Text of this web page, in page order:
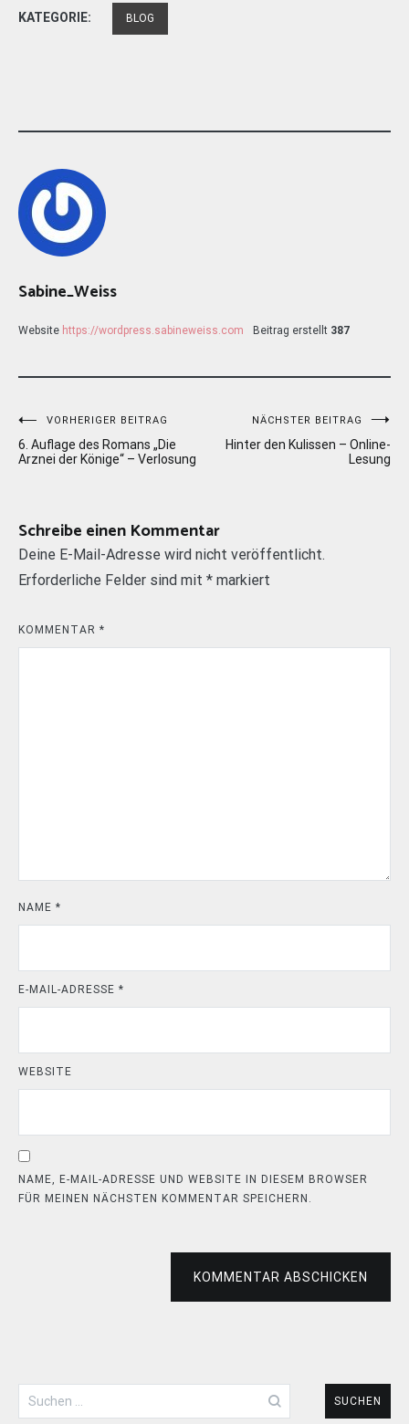
KATEGORIE: BLOG
Sabine_Weiss
Website https://wordpress.sabineweiss.com Beitrag erstellt 387
Beitragsnavigation
VORHERIGER BEITRAG
6. Auflage des Romans „Die
Arznei der Könige“ – Verlosung
NÄCHSTER BEITRAG
Hinter den Kulissen – Online-
Lesung
Schreibe einen Kommentar
Deine E-Mail-Adresse wird nicht veröffentlicht.
Erforderliche Felder sind mit * markiert
KOMMENTAR *
NAME *
E-MAIL-ADRESSE *
WEBSITE
NAME, E-MAIL-ADRESSE UND WEBSITE IN DIESEM BROWSER
FÜR MEINEN NÄCHSTEN KOMMENTAR SPEICHERN.
KOMMENTAR ABSCHICKEN
nach: